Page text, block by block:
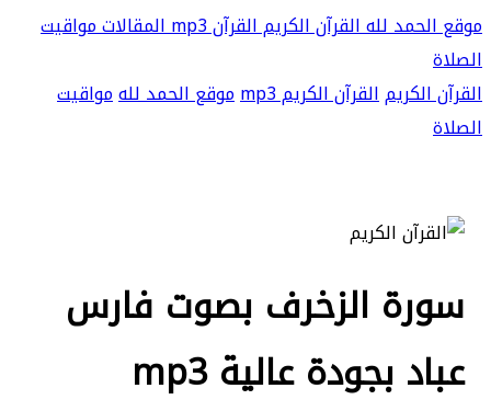
موقع الحمد للهالقرآن الكريمالقرآن mp3 المقالاتمواقيت
الصلاة
القرآن الكريمالقرآن الكريم mp3 موقع الحمد للهمواقيت
الصلاة
سورة الزخرف بصوت فارس
عباد بجودة عالية mp3